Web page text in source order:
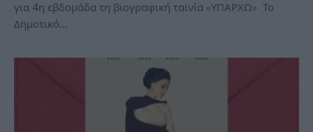
για 4η εβδομάδα τη βιογραφική ταινία «ΥΠΑΡΧΩ» Το
Δημοτικό…